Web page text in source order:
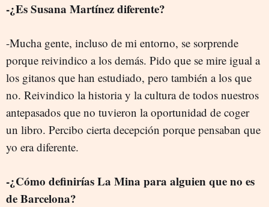
-¿Es Susana Martínez diferente?
-Mucha gente, incluso de mi entorno, se sorprende
porque reivindico a los demás. Pido que se mire igual a
los gitanos que han estudiado, pero también a los que
no. Reivindico la historia y la cultura de todos nuestros
antepasados que no tuvieron la oportunidad de coger
un libro. Percibo cierta decepción porque pensaban que
yo era diferente.
-¿Cómo definirías La Mina para alguien que no es
de Barcelona?